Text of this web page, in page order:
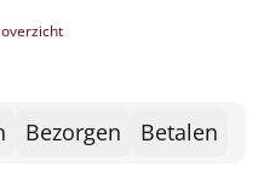
Bezorgen Betalen